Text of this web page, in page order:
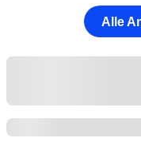
Alle